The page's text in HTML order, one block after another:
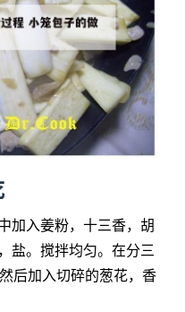
加入姜粉，十三香，胡
盐。搅拌均匀。在分三
后加入切碎的葱花，香